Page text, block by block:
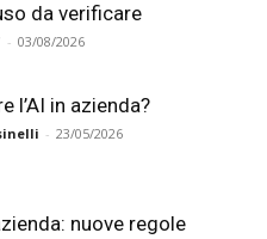
da verificare
- 03/08/2026
l’AI in azienda?
- 23/05/2026
nuove regole